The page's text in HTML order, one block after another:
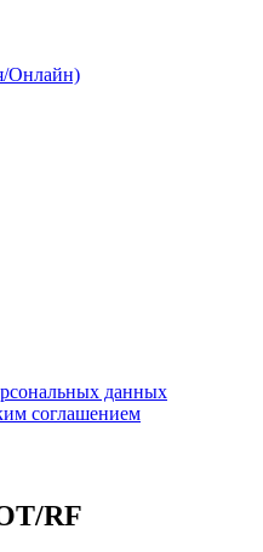
Онлайн)
данных
соглашением
RF